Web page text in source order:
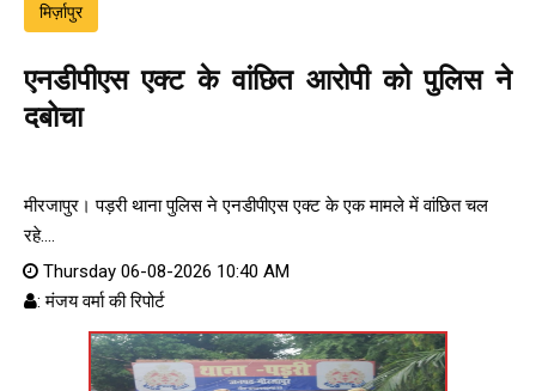
मिर्ज़ापुर
एनडीपीएस एक्ट के वांछित आरोपी को पुलिस ने
दबोचा
मीरजापुर। पड़री थाना पुलिस ने एनडीपीएस एक्ट के एक मामले में वांछित चल
रहे....
Thursday 06-08-2026 10:40 AM
: मंजय वर्मा की रिपोर्ट